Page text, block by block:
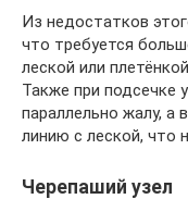
Из недостатков
что требуется
леской или
Также при подсечке
параллельно жалу, а
линию с леской, что
Черепаший узел